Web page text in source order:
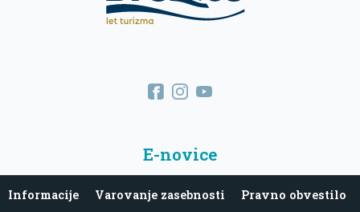
E-novice
Informacije Varovanje zasebnosti Pravno obvestilo